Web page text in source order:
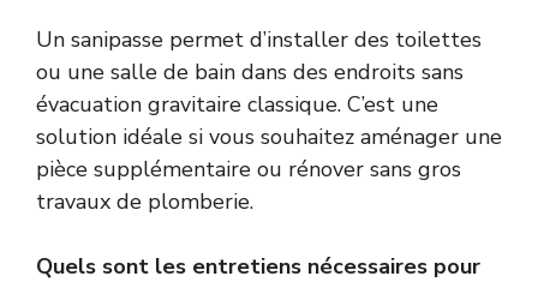
Un sanipasse permet d’installer des toilettes
ou une salle de bain dans des endroits sans
évacuation gravitaire classique. C’est une
solution idéale si vous souhaitez aménager une
pièce supplémentaire ou rénover sans gros
travaux de plomberie.
Quels sont les entretiens nécessaires pour